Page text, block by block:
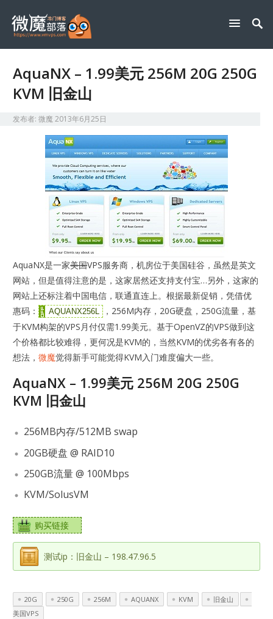
AquaNX – 1.99美元 256M 20G 250G
KVM 旧金山
发布者:微魔2013年6月25日
AquaNX是一家美国VPS服务商，机房位于美国硅谷，虽然是英文
网站，但是值得注意的是，这家居然还支持支付宝…另外，这家的
网站上还标注着中国电信，联通直连上。根据最新促销，凭借优
惠码：
AQUANX256L
，256M内存，20G硬盘，250G流量，基
于KVM构架的VPS月付仅需1.99美元。基于OpenVZ的VPS做到这
个价格都比较难得，更何况是KVM的，当然KVM的优劣各有各的
想法，微魔觉得新手可能觉得KVM入门难度偏大一些。
AquaNX – 1.99美元 256M 20G 250G
KVM 旧金山
256MB内存/512MB swap
20GB硬盘 @ RAID10
250GB流量 @ 100Mbps
KVM/SolusVM
购买链接
测试ip：旧金山 – 198.47.96.5
20G 250G 256M AQUANX KVM
旧金山
美国VPS